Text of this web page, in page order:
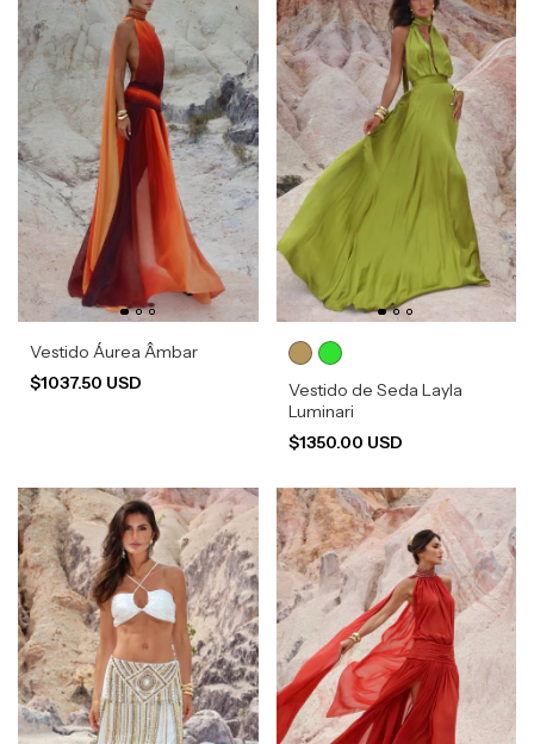
Vestido Áurea Âmbar
$1037.50 USD
Vestido de Seda Layla
Luminari
$1350.00 USD